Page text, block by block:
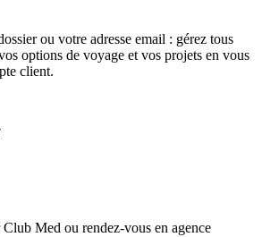
ou votre adresse email : gérez tous
options de voyage et vos projets en vous
client.
Med ou rendez-vous en agence